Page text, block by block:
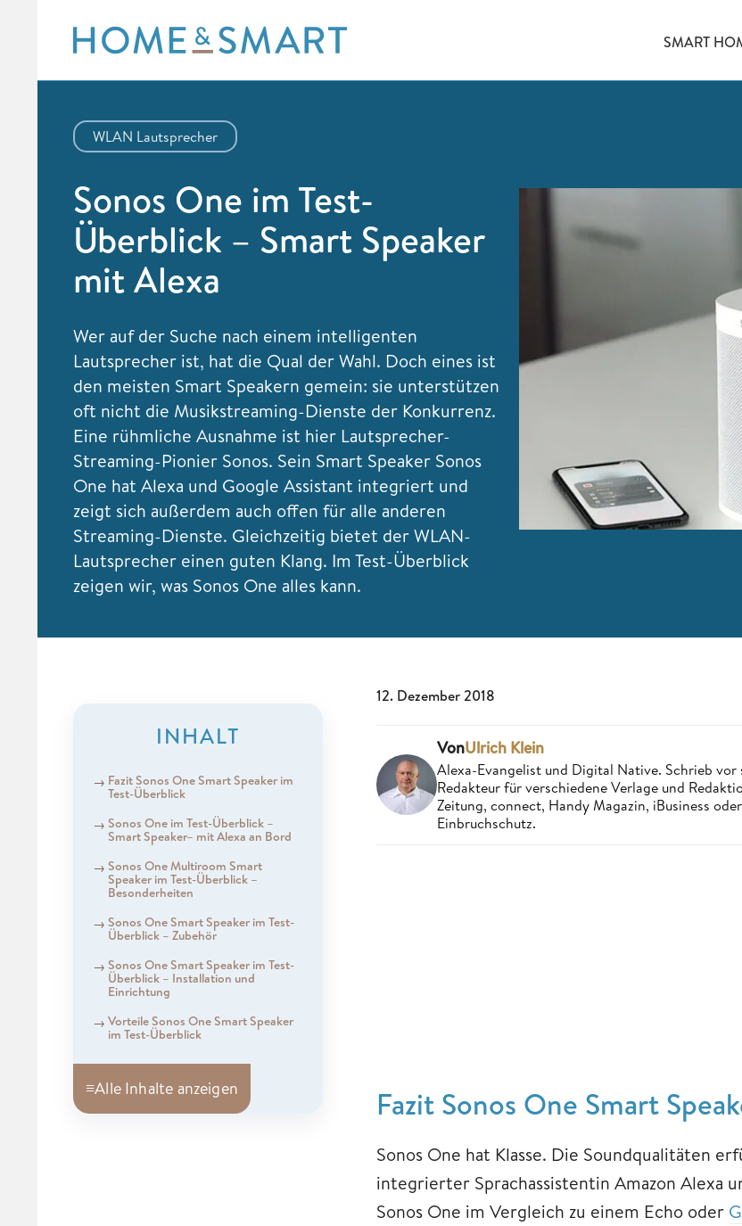
content
SMART
WLAN Lautsprecher
Sonos One im Test-
Überblick – Smart Speaker
mit Alexa
Wer auf der Suche nach einem intelligenten
Lautsprecher ist, hat die Qual der Wahl. Doch eines ist
den meisten Smart Speakern gemein: sie unterstützen
oft nicht die Musikstreaming-Dienste der Konkurrenz.
Eine rühmliche Ausnahme ist hier Lautsprecher-
Streaming-Pionier Sonos. Sein Smart Speaker Sonos
One hat Alexa und Google Assistant integriert und
zeigt sich außerdem auch offen für alle anderen
Streaming-Dienste. Gleichzeitig bietet der WLAN-
Lautsprecher einen guten Klang. Im Test-Überblick
zeigen wir, was Sonos One alles kann.
INHALT
Fazit Sonos One Smart Speaker im
Test-Überblick
Sonos One im Test-Überblick –
Smart Speaker– mit Alexa an Bord
Sonos One Multiroom Smart
Speaker im Test-Überblick –
Besonderheiten
Sonos One Smart Speaker im Test-
Überblick – Zubehör
Sonos One Smart Speaker im Test-
Überblick – Installation und
Einrichtung
Vorteile Sonos One Smart Speaker
im Test-Überblick
≡Alle Inhalte anzeigen
12. Dezember 2018
VonUlrich Klein
Alexa-Evangelist und Digital Native. Schrieb
Redakteur für verschiedene Verlage und
Zeitung, connect, Handy Magazin, iBusiness
Einbruchschutz.
Fazit Sonos One Smart
Sonos One hat Klasse. Die Soundqualitäten
integrierter Sprachassistentin Amazon Alexa
Sonos One im Vergleich zu einem Echo oder